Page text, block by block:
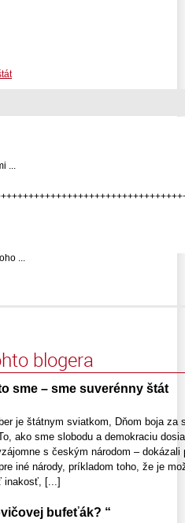
...
...
blogera
sme – sme suverénny štát
je štátnym sviatkom, Dňom boja za
ako sme slobodu a demokraciu
s českým národom –
iné národy, príkladom toho, že je
inakosť, [...]
bufeťák? “